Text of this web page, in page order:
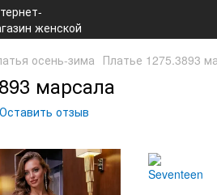
осень-зима Платье 1275.3893
марсала
Оставить отзыв